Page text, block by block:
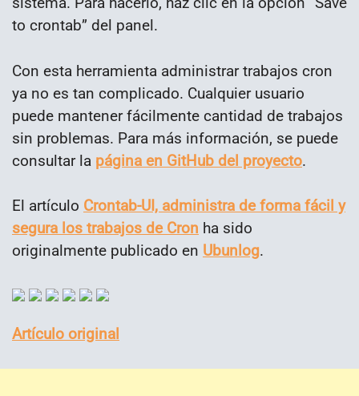
to crontab” del panel.
Con esta herramienta administrar trabajos cron
ya no es tan complicado. Cualquier usuario
puede mantener fácilmente cantidad de trabajos
sin problemas. Para más información, se puede
consultar la página en GitHub del proyecto.
El artículo Crontab-UI, administra de forma fácil y
segura los trabajos de Cron ha sido
originalmente publicado en Ubunlog.
Artículo original